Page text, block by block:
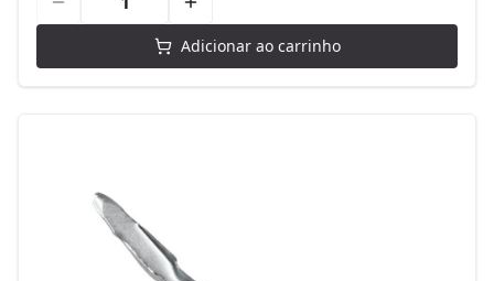
Adicionar ao carrinho